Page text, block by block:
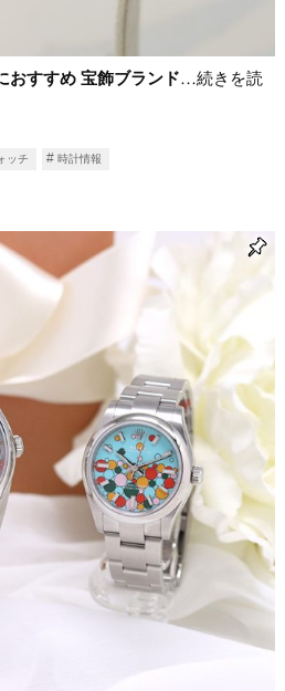
おすすめ 宝飾ブランド…続きを読
ッチ 時計情報